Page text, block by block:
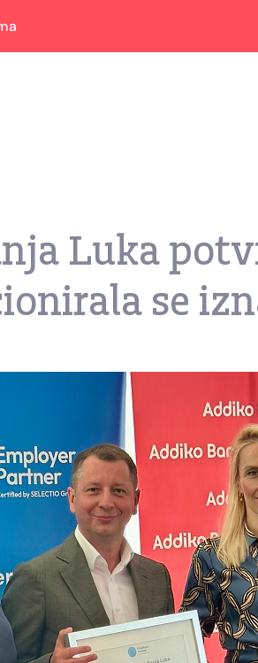
Luka
se